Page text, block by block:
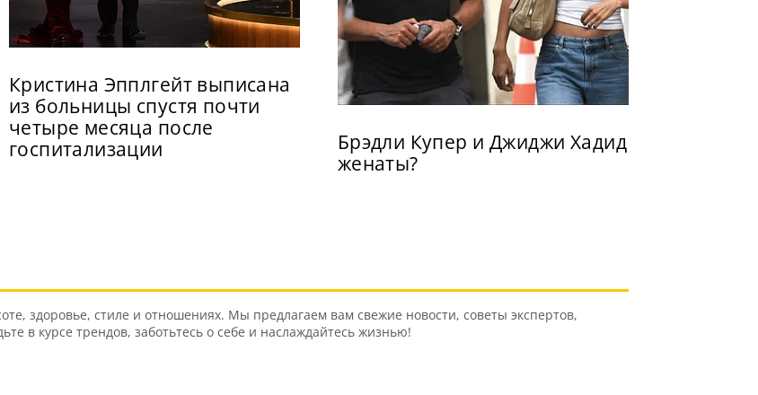
Кристина Эпплгейт выписана
из больницы спустя почти
четыре месяца после
госпитализации
Брэдли Купер и Джиджи Хадид
женаты?
здоровье, стиле и отношениях. Мы предлагаем вам свежие новости, советы экспертов,
в курсе трендов, заботьтесь о себе и наслаждайтесь жизнью!